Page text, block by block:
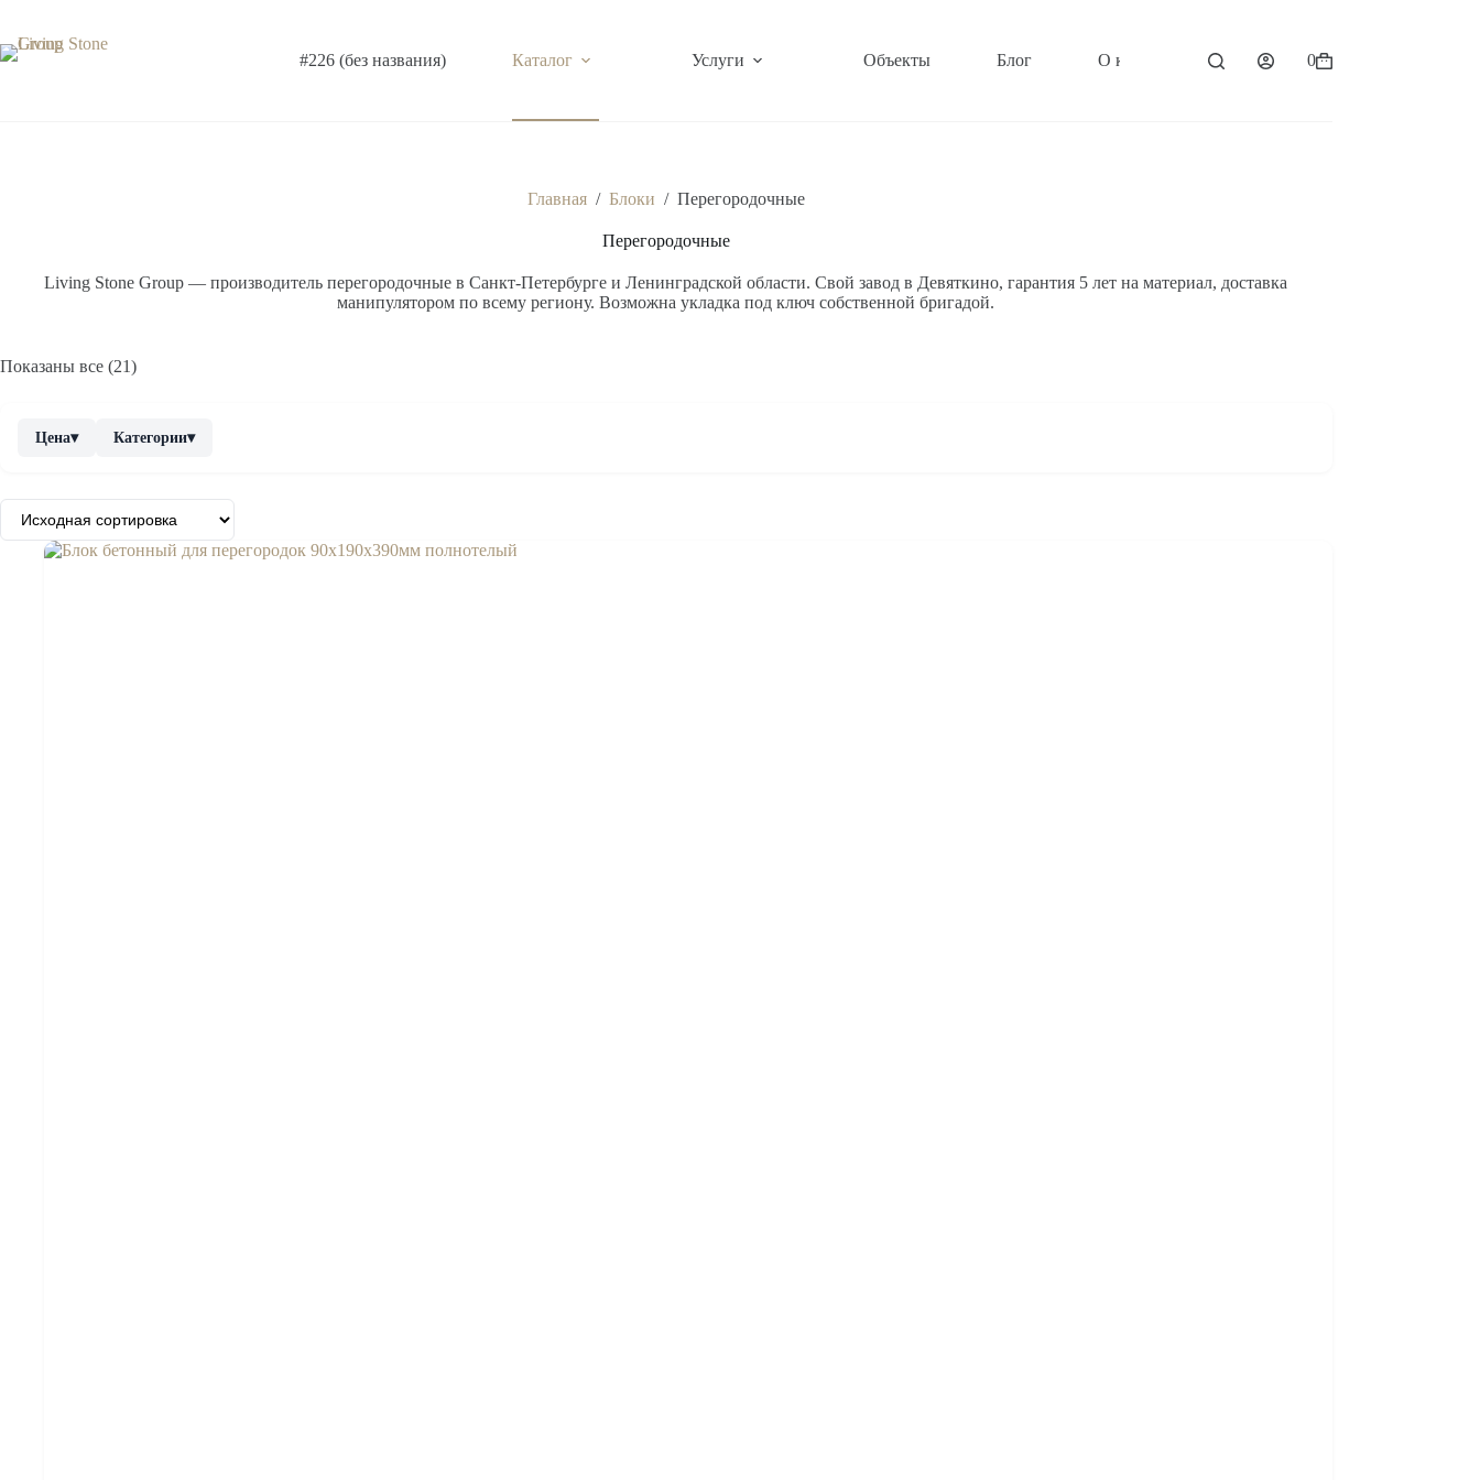
сути
#226 (без названия) Каталог Услуги Объекты Блог О компании КонтактыКорзина
0
Главная / Блоки / Перегородочные
Перегородочные
Living Stone Group — производитель перегородочные в Санкт-Петербурге и Ленинградской области. Свой завод в Девяткино, гарантия 5 лет на материал, доставка
манипулятором по всему региону. Возможна укладка под ключ собственной бригадой.
Показаны все (21)
Цена▾ Категории▾